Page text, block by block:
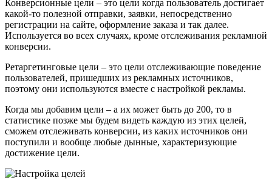
Конверсионные цели – это цели когда пользователь достигает
какой-то полезной отправки, заявки, непосредственно
регистрации на сайте, оформление заказа и так далее.
Используется во всех случаях, кроме отслеживания рекламной
конверсии.
Ретаргетинговые цели – это цели отслеживающие поведение
пользователей, пришедших из рекламных источников,
поэтому они используются вмеcте с настройкой рекламы.
Когда мы добавим цели – а их может быть до 200, то в
статистике позже мы будем видеть каждую из этих целей,
сможем отслеживать конверсии, из каких источников они
поступили и вообще любые дынные, характеризующие
достижение цели.